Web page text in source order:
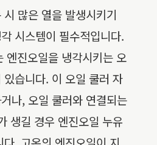
많은 열을 발생시키기
시스템이 필수적입니다.
진오일을 냉각시키는 오
습니다. 이 오일 쿨러 자
나, 오일 쿨러와 연결되는
생길 경우 엔진오일 누유